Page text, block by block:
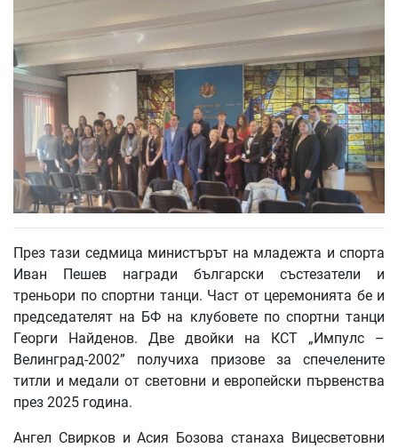
През тази седмица министърът на младежта и спорта
Иван Пешев награди български състезатели и
треньори по спортни танци. Част от церемонията бе и
председателят на БФ на клубовете по спортни танци
Георги Найденов. Две двойки на КСТ „Импулс –
Велинград-2002” получиха призове за спечелените
титли и медали от световни и европейски първенства
през 2025 година.
Ангел Свирков и Асия Бозова станаха Вицесветовни